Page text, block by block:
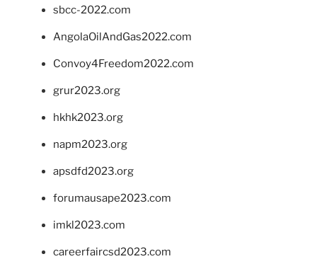
sbcc-2022.com
AngolaOilAndGas2022.com
Convoy4Freedom2022.com
grur2023.org
hkhk2023.org
napm2023.org
apsdfd2023.org
forumausape2023.com
imkl2023.com
careerfaircsd2023.com